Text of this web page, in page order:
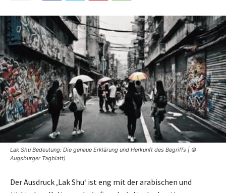
Lak Shu Bedeutung: Die genaue Erklärung und Herkunft des Begriffs | ©
Augsburger Tagblatt)
Der Ausdruck ‚Lak Shu‘ ist eng mit der arabischen und